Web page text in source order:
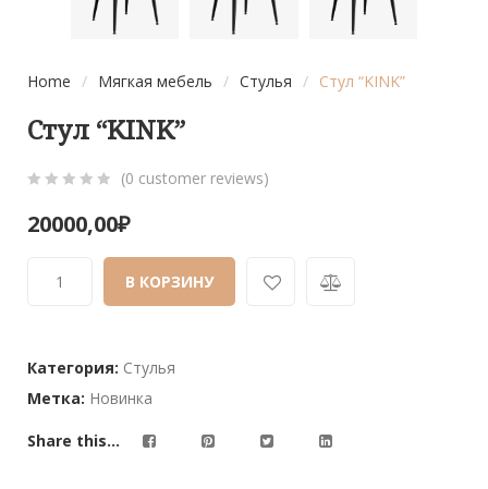
Home / Мягкая мебель / Стулья / Стул “KINK”
Стул “KINK”
out
based
ratings
(0 customer reviews)
20000,00₽
В КОРЗИНУ
Категория: Стулья
Метка: Новинка
Share this...